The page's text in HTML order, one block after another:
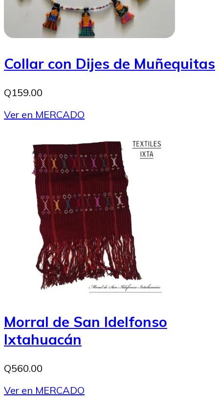
Collar con Dijes de Muñequitas
Q159.00
Ver en MERCADO
Morral de San Idelfonso
Ixtahuacán
Q560.00
Ver en MERCADO